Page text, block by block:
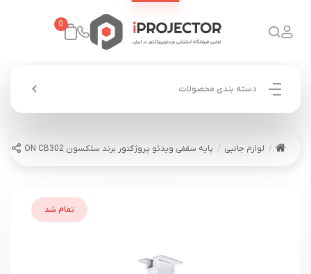
0
دسته بندی محصولات
لوازم جانبی پایه سقفی ویدئو پروژکتور برند سلکسون CELEXON CB302
تمام شد